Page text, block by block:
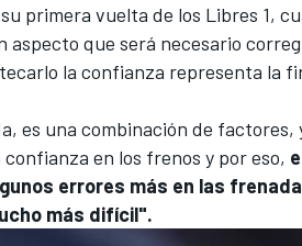
primera vuelta de los Libres 1,
aspecto que será necesario
la confianza representa la
es una combinación de factores,
en los frenos y por eso,
errores más en las
más difícil".